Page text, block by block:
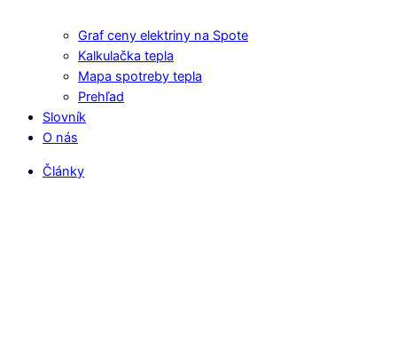
Graf ceny elektriny na Spote
Kalkulačka tepla
Mapa spotreby tepla
Prehľad
Slovník
O nás
Články